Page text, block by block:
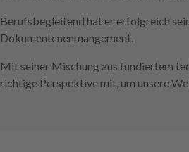
Berufsbegleitend hat er erfolgreich
Dokumentenenmangement.
Mit seiner Mischung aus fundiertem
richtige Perspektive mit, um unsere